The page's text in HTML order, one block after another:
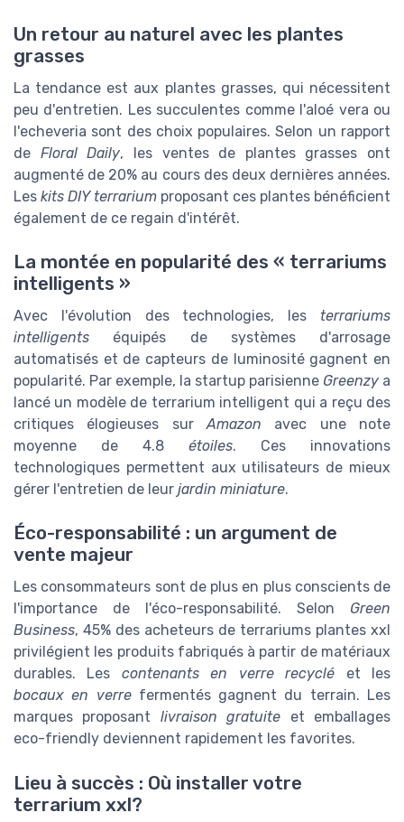
Un retour au naturel avec les plantes
grasses
La tendance est aux plantes grasses, qui nécessitent
peu d'entretien. Les succulentes comme l'aloé vera ou
l'echeveria sont des choix populaires. Selon un rapport
de Floral Daily, les ventes de plantes grasses ont
augmenté de 20% au cours des deux dernières années.
Les kits DIY terrarium proposant ces plantes bénéficient
également de ce regain d'intérêt.
La montée en popularité des « terrariums
intelligents »
Avec l'évolution des technologies, les terrariums
intelligents équipés de systèmes d'arrosage
automatisés et de capteurs de luminosité gagnent en
popularité. Par exemple, la startup parisienne Greenzy a
lancé un modèle de terrarium intelligent qui a reçu des
critiques élogieuses surAmazon avec une note
moyenne de 4.8 étoiles. Ces innovations
technologiques permettent aux utilisateurs de mieux
gérer l'entretien de leur jardin miniature.
Éco-responsabilité : un argument de
vente majeur
Les consommateurs sont de plus en plus conscients de
l'importance de l'éco-responsabilité. Selon Green
Business, 45% des acheteurs de terrariums plantes xxl
privilégient les produits fabriqués à partir de matériaux
durables. Les contenants en verre recyclé et les
bocaux en verrefermentés gagnent du terrain. Les
marques proposant livraison gratuite et emballages
eco-friendly deviennent rapidement les favorites.
Lieu à succès : Où installer votre
terrarium xxl?